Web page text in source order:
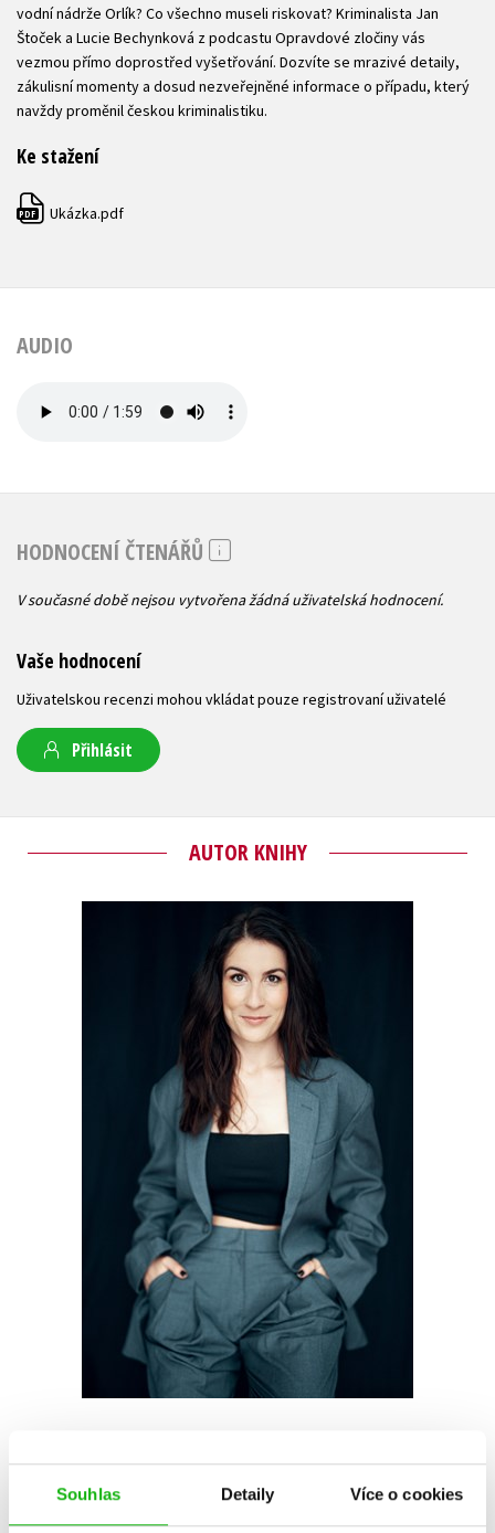
Souhlas Detaily Více o cookies
vodní nádrže Orlík? Co všechno museli riskovat? Kriminalista Jan
Štoček a Lucie Bechynková z podcastu Opravdové zločiny vás
vezmou přímo doprostřed vyšetřování. Dozvíte se mrazivé detaily,
zákulisní momenty a dosud nezveřejněné informace o případu, který
navždy proměnil českou kriminalistiku.
Ke stažení
PDF Ukázka.pdf
AUDIO
HODNOCENÍ ČTENÁŘŮ
V současné době nejsou vytvořena žádná uživatelská hodnocení.
Vaše hodnocení
Uživatelskou recenzi mohou vkládat pouze registrovaní uživatelé
Přihlásit
AUTOR KNIHY
Lucie Bechynková je nejen moderátorka, ale také velká milovnice
zločinu. V jeho pasivní podobě, samozřejmě. Aby mohla využít svoji